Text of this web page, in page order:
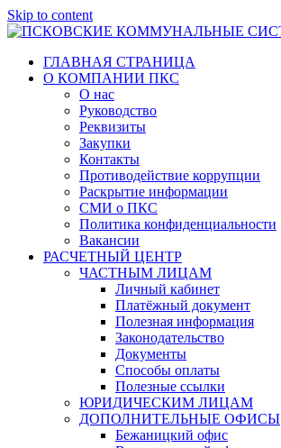
Skip to content
ГЛАВНАЯ СТРАНИЦА
О КОМПАНИИ ПКС
О нас
Руководство
Реквизиты
Закупки
Контакты
Противодействие коррупции
Раскрытие информации
СМИ о ПКС
Политика конфиденциальности
Вакансии
РАСЧЕТНЫЙ ЦЕНТР
ЧАСТНЫМ ЛИЦАМ
Личный кабинет
Платёжный документ
Полезная информация
Законодательство
Документы
Способы оплаты
Полезные ссылки
ЮРИДИЧЕСКИМ ЛИЦАМ
ДОПОЛНИТЕЛЬНЫЕ ОФИСЫ
Бежаницкий офис